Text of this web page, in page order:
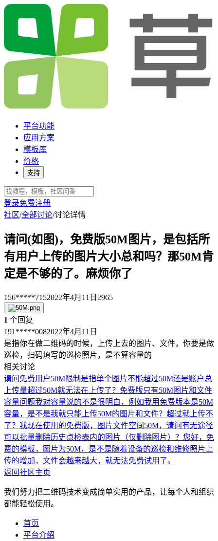
平台功能
应用方案
模板库
价格
支持
登录免费注册
社区/全部讨论/讨论详情
请问(如图)，免费版50M图片，是包括所
有用户上传的图片大小总和吗？那50M肯
定是不够的了。麻烦你了
156*****7152022年4月11日 2965
1 个回复
191*****0082022年4月11日
是指你在做二维码的时候，上传上去的图片、文件，你要是做
巡检，扫码填写的巡检照片，是不算容量的
相关讨论
请问免费用户50M限制是指单个图片不能超过50M还是账户总
上传量超过50M就无法在上传了？ 免费版只有50M图片和文件
容量问题我对容量说的不是很明白，例如我用免费版本是50M
容量，是不是我就只能上传50M的图片和文件？超过就上传不
了？ 我现在使用的免费版，图片文件空间50M，请问有无途径
可以批量删除历史点检表内的图片（仅删除图片）？ 您好，免
费的模板，图片为50M，是不是随着设备的巡检和维修照片上
传的增加，文件会越来越大，就无法免费试用了。
返回社区主页
我们努力把二维码技术变成简单实用的产品，让每个人和组织
都能轻松使用。
首页
平台介绍